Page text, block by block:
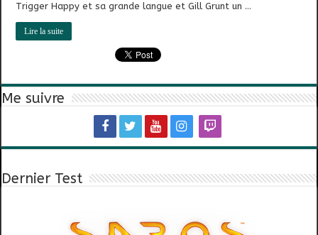
Trigger Happy et sa grande langue et Gill Grunt un …
Lire la suite
Me suivre
Dernier Test